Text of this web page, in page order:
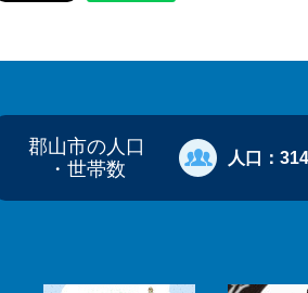
郡山市の人口
・世帯数
人口：